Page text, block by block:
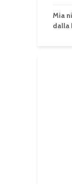
Mia
dalla